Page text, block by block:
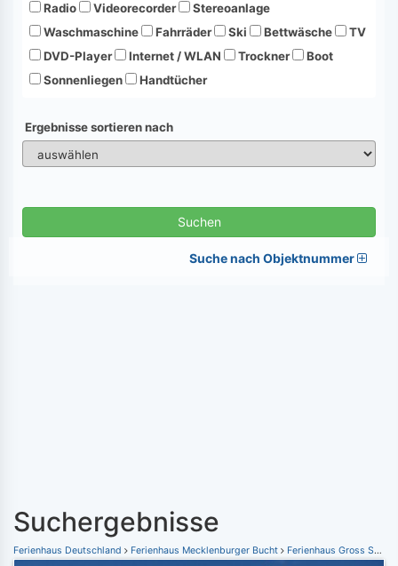
Radio
Videorecorder
Stereoanlage
Waschmaschine
Fahrräder Ski Bettwäsche
TV
DVD-Player
Internet / WLAN Trockner
Boot
Sonnenliegen
Handtücher
Ergebnisse sortieren nach
Suchen
Suche nach Objektnummer
Suchergebnisse
Ferienhaus Deutschland Ferienhaus Mecklenburger Bucht Ferienhaus Gross Schwansee